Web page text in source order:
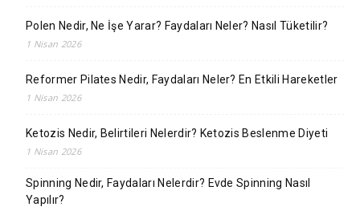
Polen Nedir, Ne İşe Yarar? Faydaları Neler? Nasıl Tüketilir?
1 Nisan 2026
Reformer Pilates Nedir, Faydaları Neler? En Etkili Hareketler
1 Nisan 2026
Ketozis Nedir, Belirtileri Nelerdir? Ketozis Beslenme Diyeti
1 Nisan 2026
Spinning Nedir, Faydaları Nelerdir? Evde Spinning Nasıl
Yapılır?